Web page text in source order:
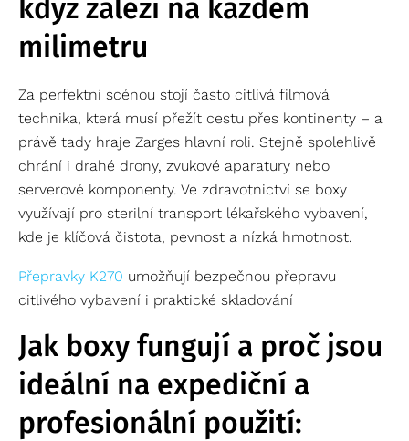
když záleží na každém
milimetru
Za perfektní scénou stojí často citlivá filmová
technika, která musí přežít cestu přes kontinenty – a
právě tady hraje Zarges hlavní roli. Stejně spolehlivě
chrání i drahé drony, zvukové aparatury nebo
serverové komponenty. Ve zdravotnictví se boxy
využívají pro sterilní transport lékařského vybavení,
kde je klíčová čistota, pevnost a nízká hmotnost.
Přepravky K270 umožňují bezpečnou přepravu
citlivého vybavení i praktické skladování
Jak boxy fungují a proč jsou
ideální na expediční a
profesionální použití: